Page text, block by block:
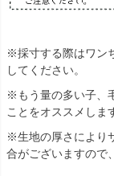
※採寸する際はワン
してください。
※もう量の多い子、
ことをオススメしま
※生地の厚さにより
合がございますので